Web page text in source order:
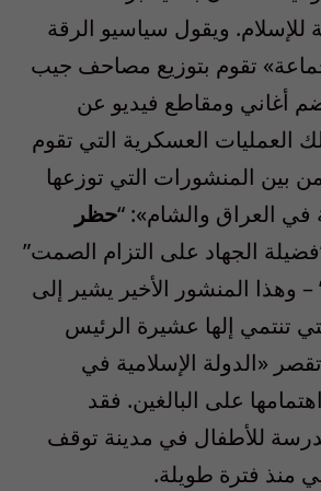
للإسلام. ويقول سياسيو الرقة
تقوم بتوزيع مصاحف جيب
أغاني ومقاطع فيديو عن
العمليات العسكرية التي تقوم
بين المنشورات التي توزعها
في العراق والشام»: “حظر
الجهاد على التزام الصمت”
– وهذا المنشور الأخير يشير إلى
تنتمي إلها عشيرة الرئيس
«الدولة الإسلامية في
على البالغين. فقد
للأطفال في مدينة توقف
منذ فترة طويلة.